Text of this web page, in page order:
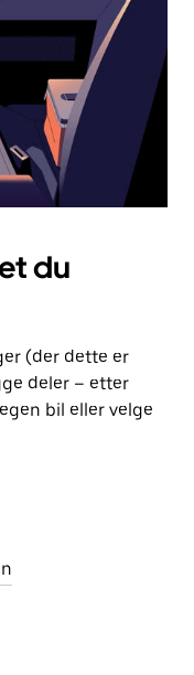
du
(der dette er
deler – etter
bil eller velge